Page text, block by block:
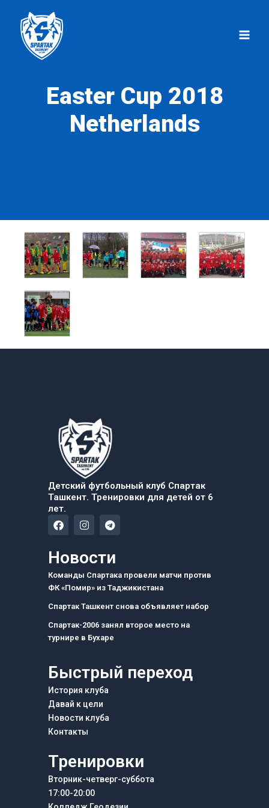
содержимому
Easter Cup 2018
Netherlands
Детский футбольный клуб Спартак
Ташкент. Тренировки для детей от 6
лет.
F
a
e
b
o
k
I
n
a
g
r
a
m
T
e
g
a
m
Новости
Команды Спартака провели матчи против
ФК «Помир» из Таджикистана
Спартак Ташкент снова объявляет набор
Спартак-2006 занял второе место на
турнире в Бухаре
Быстрый переход
История клуба
Давай к цели
Новости клуба
Контакты
Тренировки
Вторник-четверг-суббота
17:00-20:00